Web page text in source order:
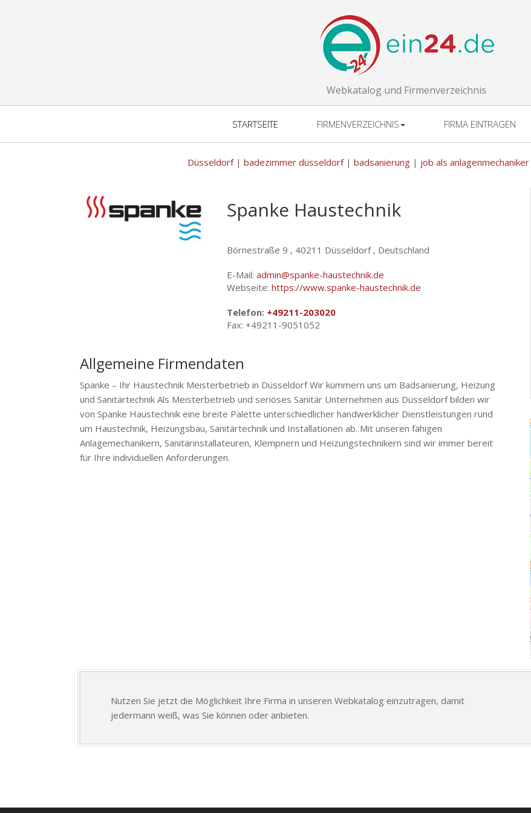
Webkatalog und Firmenverzeichnis
STARTSEITE FIRMENVERZEICHNIS FIRMA EINTRAGEN
Düsseldorf| badezimmer düsseldorf| badsanierung | job als anlagenmechaniker
Spanke Haustechnik
Börnestraße 9 , 40211 Düsseldorf , Deutschland
E-Mail:admin@spanke-haustechnik.de
Webseite:https://www.spanke-haustechnik.de
Telefon: +49211-203020
Fax: +49211-9051052
Allgemeine Firmendaten
Spanke – Ihr Haustechnik Meisterbetrieb in Düsseldorf Wir kümmern uns um Badsanierung, Heizung
und Sanitärtechnik Als Meisterbetrieb und seriöses Sanitär Unternehmen aus Düsseldorf bilden wir
von Spanke Haustechnik eine breite Palette unterschiedlicher handwerklicher Dienstleistungen rund
um Haustechnik, Heizungsbau, Sanitärtechnik und Installationen ab. Mit unseren fähigen
Anlagemechanikern, Sanitärinstallateuren, Klempnern und Heizungstechnikern sind wir immer bereit
für Ihre individuellen Anforderungen.
Nutzen Sie jetzt die Möglichkeit Ihre Firma in unseren Webkatalog einzutragen, damit
jedermann weiß, was Sie können oder anbieten.